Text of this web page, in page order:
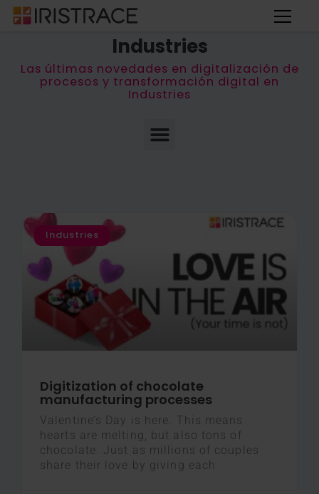
← Volver al Blog
Industries
Las últimas novedades en digitalización de
procesos y transformación digital en
Industries
Industries
Digitization of chocolate
manufacturing processes
Valentine’s Day is here. This means
hearts are melting, but also tons of
chocolate. Just as millions of couples
share their love by giving each